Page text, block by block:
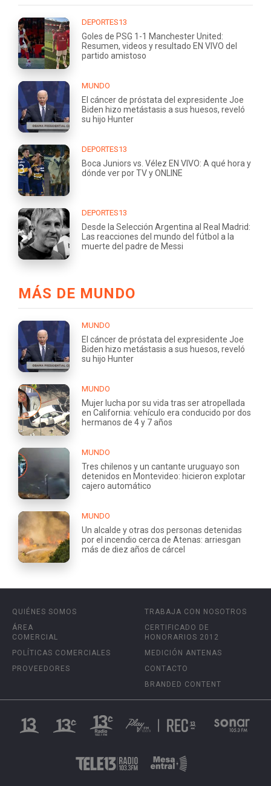
DEPORTES13
Goles de PSG 1-1 Manchester United:
Resumen, videos y resultado EN VIVO del
partido amistoso
MUNDO
El cáncer de próstata del expresidente Joe
Biden hizo metástasis a sus huesos, reveló
su hijo Hunter
DEPORTES13
Boca Juniors vs. Vélez EN VIVO: A qué hora y
dónde ver por TV y ONLINE
DEPORTES13
Desde la Selección Argentina al Real Madrid:
Las reacciones del mundo del fútbol a la
muerte del padre de Messi
MÁS DE MUNDO
MUNDO
El cáncer de próstata del expresidente Joe
Biden hizo metástasis a sus huesos, reveló
su hijo Hunter
MUNDO
Mujer lucha por su vida tras ser atropellada
en California: vehículo era conducido por dos
hermanos de 4 y 7 años
MUNDO
Tres chilenos y un cantante uruguayo son
detenidos en Montevideo: hicieron explotar
cajero automático
MUNDO
Un alcalde y otras dos personas detenidas
por el incendio cerca de Atenas: arriesgan
más de diez años de cárcel
QUIÉNES SOMOS
ÁREA
COMERCIAL
POLÍTICAS COMERCIALES
PROVEEDORES
TRABAJA CON NOSOTROS
CERTIFICADO DE
HONORARIOS 2012
MEDICIÓN ANTENAS
CONTACTO
BRANDED CONTENT